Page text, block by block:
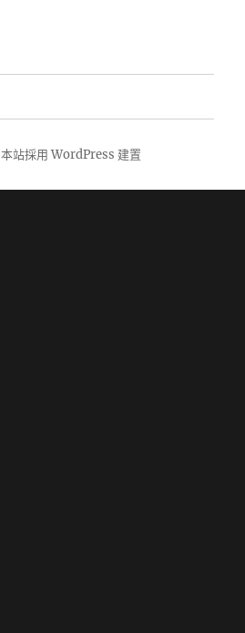
本站採用 WordPress 建置